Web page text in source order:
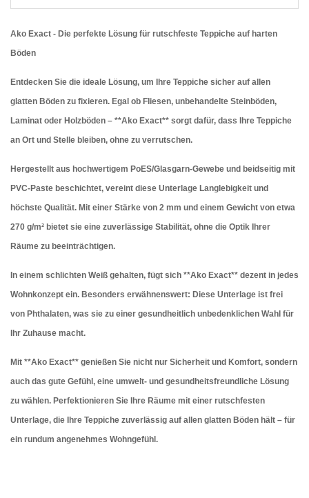
Ako Exact - Die perfekte Lösung für rutschfeste Teppiche auf harten
Böden
Entdecken Sie die ideale Lösung, um Ihre Teppiche sicher auf allen
glatten Böden zu fixieren. Egal ob Fliesen, unbehandelte Steinböden,
Laminat oder Holzböden – **Ako Exact** sorgt dafür, dass Ihre Teppiche
an Ort und Stelle bleiben, ohne zu verrutschen.
Hergestellt aus hochwertigem PoES/Glasgarn-Gewebe und beidseitig mit
PVC-Paste beschichtet, vereint diese Unterlage Langlebigkeit und
höchste Qualität. Mit einer Stärke von 2 mm und einem Gewicht von etwa
270 g/m² bietet sie eine zuverlässige Stabilität, ohne die Optik Ihrer
Räume zu beeinträchtigen.
In einem schlichten Weiß gehalten, fügt sich **Ako Exact** dezent in jedes
Wohnkonzept ein. Besonders erwähnenswert: Diese Unterlage ist frei
von Phthalaten, was sie zu einer gesundheitlich unbedenklichen Wahl für
Ihr Zuhause macht.
Mit **Ako Exact** genießen Sie nicht nur Sicherheit und Komfort, sondern
auch das gute Gefühl, eine umwelt- und gesundheitsfreundliche Lösung
zu wählen. Perfektionieren Sie Ihre Räume mit einer rutschfesten
Unterlage, die Ihre Teppiche zuverlässig auf allen glatten Böden hält – für
ein rundum angenehmes Wohngefühl.